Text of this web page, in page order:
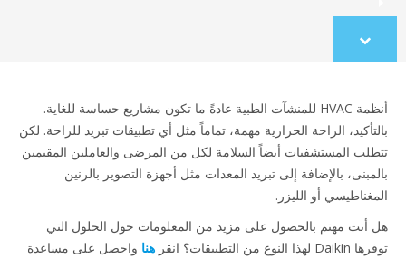
Scroll
to
أنظمة HVAC للمنشآت الطبية عادةً ما تكون مشاريع حساسة للغاية.
بالتأكيد، الراحة الحرارية مهمة، تماماً مثل أي تطبيقات تبريد للراحة. لكن
تتطلب المستشفيات أيضاً السلامة لكل من المرضى والعاملين المقيمين
بالمبنى، بالإضافة إلى تبريد المعدات مثل أجهزة التصوير بالرنين
المغناطيسي أو الليزر.
هل أنت مهتم بالحصول على مزيد من المعلومات حول الحلول التي
توفرها Daikin لهذا النوع من التطبيقات؟ انقر
هنا واحصل على مساعدة